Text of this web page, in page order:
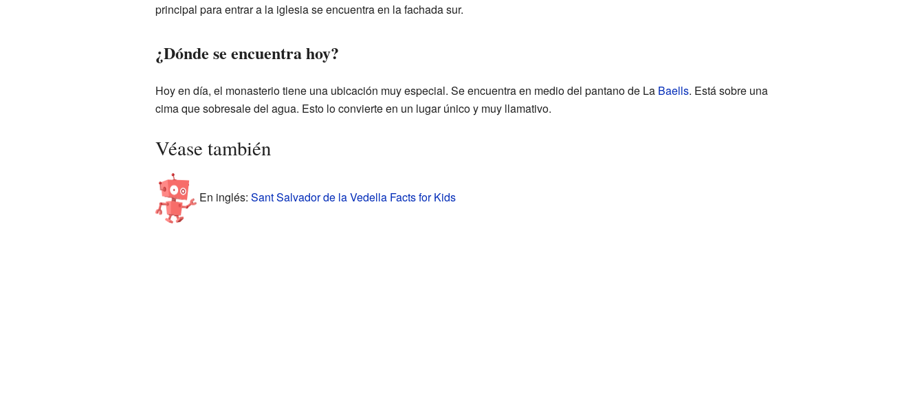
principal para entrar a la iglesia se encuentra en la fachada sur.
¿Dónde se encuentra hoy?
Hoy en día, el monasterio tiene una ubicación muy especial. Se encuentra en medio del pantano de La Baells. Está sobre una
cima que sobresale del agua. Esto lo convierte en un lugar único y muy llamativo.
Véase también
En inglés: Sant Salvador de la Vedella Facts for Kids